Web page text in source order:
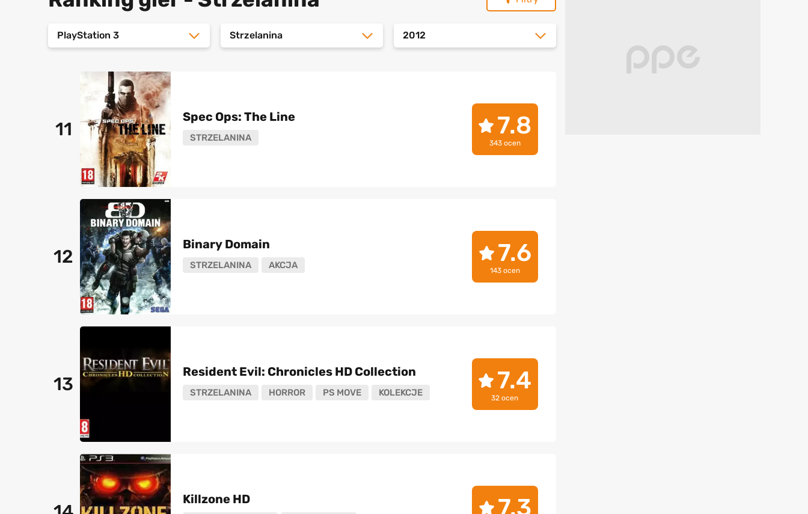
PlayStation 3 Strzelanina 2012
11
Spec Ops: The Line
STRZELANINA 7.8
343 ocen
12
Binary Domain
STRZELANINA AKCJA 7.6
143 ocen
13
Resident Evil: Chronicles HD Collection
STRZELANINA HORROR PS MOVE KOLEKCJE 7.4
32 ocen
Killzone HD 7.3